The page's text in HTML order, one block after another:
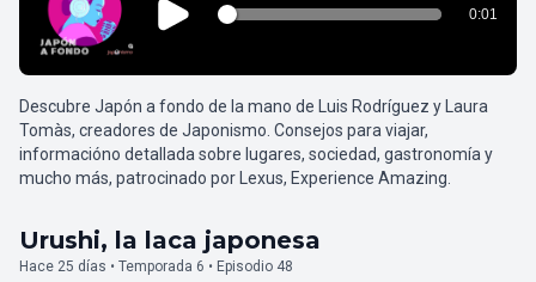
Descubre Japón a fondo de la mano de Luis Rodríguez y Laura
Tomàs, creadores de Japonismo. Consejos para viajar,
informacióno detallada sobre lugares, sociedad, gastronomía y
mucho más, patrocinado por Lexus, Experience Amazing.
Urushi, la laca japonesa
Hace 25 días • Temporada 6 • Episodio 48